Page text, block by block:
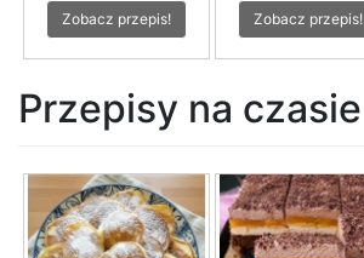
Zobacz przepis! Zobacz przepis!
Przepisy na czasie